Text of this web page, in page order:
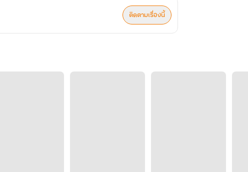
ติดตามเรื่องนี้